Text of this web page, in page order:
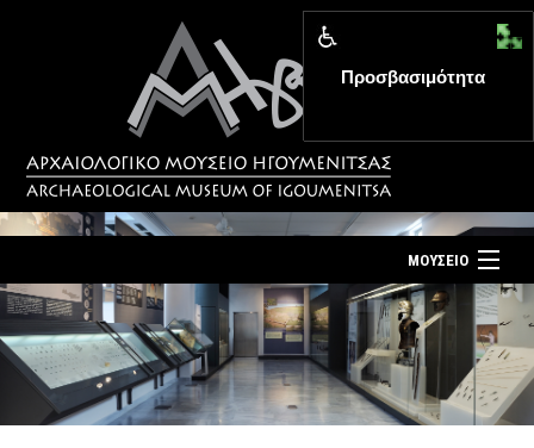
Αρχική σελίδα
Επίσκεψη
Επικοινωνία
ΜΟΥΣΕΙΟ
ΤΟ ΜΟΥΣΕΙΟ
ΕΚΘΕΣΕΙΣ
ΕΚΔΗΛΩΣΕΙΣ
Προσβασιμότητα